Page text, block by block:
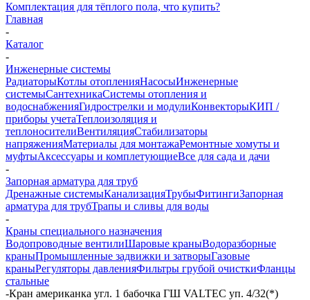
Комплектация для тёплого пола, что купить?
Главная
-
Каталог
-
Инженерные системы
РадиаторыКотлы отопленияНасосыИнженерные
системыСантехникаСистемы отопления и
водоснабженияГидрострелки и модулиКонвекторыКИП /
приборы учетаТеплоизоляция и
теплоносителиВентиляцияСтабилизаторы
напряженияМатериалы для монтажаРемонтные хомуты и
муфтыАксессуары и комплетующиеВсе для сада и дачи
-
Запорная арматура для труб
Дренажные системыКанализацияТрубыФитингиЗапорная
арматура для трубТрапы и сливы для воды
-
Краны специального назначения
Водопроводные вентилиШаровые краныВодоразборные
краныПромышленные задвижки и затворыГазовые
краныРегуляторы давленияФильтры грубой очисткиФланцы
стальные
-Кран американка угл. 1 бабочка ГШ VALTEС уп. 4/32(*)